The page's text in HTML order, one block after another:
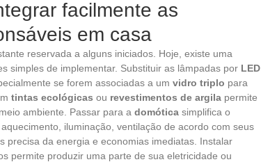
facilmente as
em casa
reservada a alguns iniciados. Hoje, existe uma
simples de implementar. Substituir as lâmpadas por LED
se forem associadas a um vidro triplo para
tintas ecológicas ou revestimentos de argila permite
ambiente. Passar para a domótica simplifica o
iluminação, ventilação de acordo com seus
precisa da energia e economias imediatas. Instalar
permite produzir uma parte de sua eletricidade ou